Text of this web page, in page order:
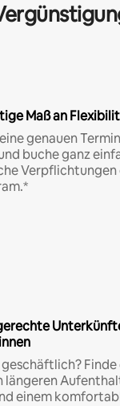
Maß an
genauen
buche ganz
geschäftlich?
längeren
einem